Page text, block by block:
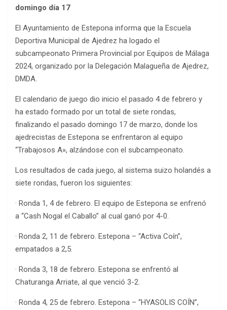
domingo día 17
El Ayuntamiento de Estepona informa que la Escuela
Deportiva Municipal de Ajedrez ha logado el
subcampeonato Primera Provincial por Equipos de Málaga
2024, organizado por la Delegación Malagueña de Ajedrez,
DMDA.
El calendario de juego dio inicio el pasado 4 de febrero y
ha estado formado por un total de siete rondas,
finalizando el pasado domingo 17 de marzo, donde los
ajedrecistas de Estepona se enfrentaron al equipo
“Trabajosos A», alzándose con el subcampeonato.
Los resultados de cada juego, al sistema suizo holandés a
siete rondas, fueron los siguientes:
· Ronda 1, 4 de febrero. El equipo de Estepona se enfrenó
a “Cash Nogal el Caballo” al cual ganó por 4-0.
· Ronda 2, 11 de febrero. Estepona – “Activa Coín”,
empatados a 2,5.
· Ronda 3, 18 de febrero. Estepona se enfrentó al
Chaturanga Arriate, al que venció 3-2.
· Ronda 4, 25 de febrero. Estepona – “HYASOLIS COÍN”,